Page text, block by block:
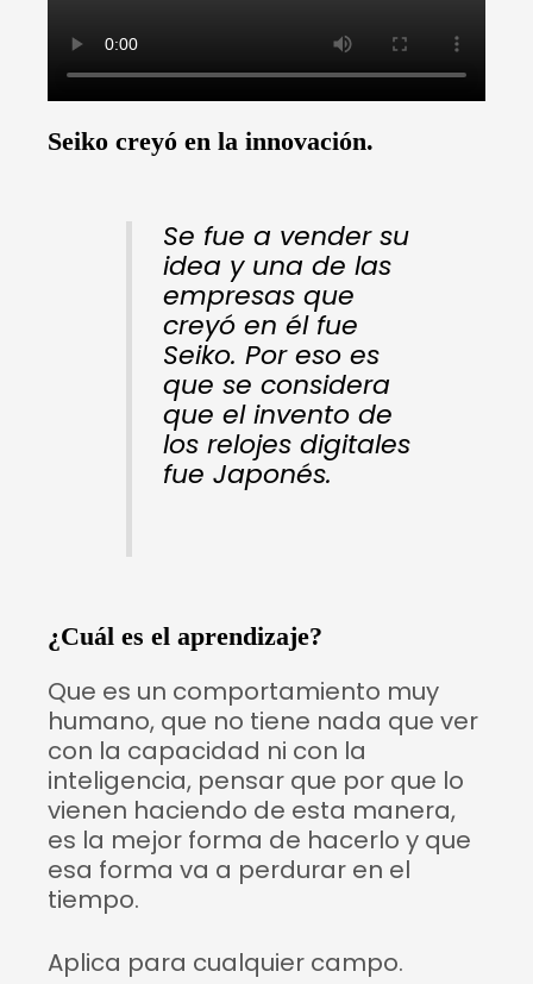
Seiko creyó en la innovación.
Se fue a vender su
idea y una de las
empresas que
creyó en él fue
Seiko.Por eso es
que se considera
que el invento de
los relojes digitales
fue Japonés.
¿Cuál es el aprendizaje?
Que es un comportamiento muy
humano, que no tiene nada que ver
con la capacidad ni con la
inteligencia, pensar que por que lo
vienen haciendo de esta manera,
es la mejor forma de hacerlo y que
esa forma va a perdurar en el
tiempo.
Aplica para cualquier campo.